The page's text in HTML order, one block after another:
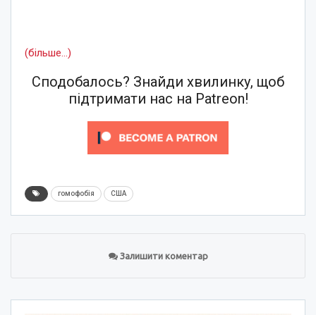
(більше…)
Сподобалось? Знайди хвилинку, щоб
підтримати нас на Patreon!
гомофобія США
Залишити коментар